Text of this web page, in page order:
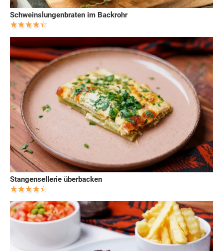
Schweinslungenbraten im Backrohr
Stangensellerie überbacken